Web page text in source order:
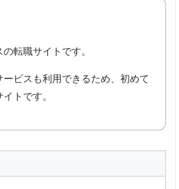
転職サイトです。
ビスも利用できるため、初めて
トです。